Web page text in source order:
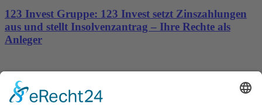
123 Invest Gruppe: 123 Invest setzt Zinszahlungen
aus und stellt Insolvenzantrag – Ihre Rechte als
Anleger
Dronus sichert sich 15 Millionen Dollar und treibt
den Aufbau autonomer Luftinfrastruktur voran